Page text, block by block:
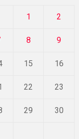
1 2
8 9
15 16
22 23
29 30